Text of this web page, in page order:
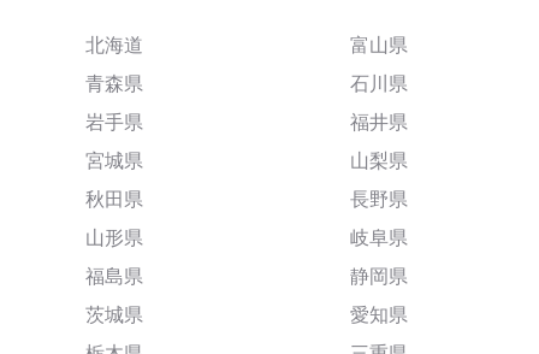
北海道
青森県
岩手県
宮城県
秋田県
山形県
福島県
茨城県
富山県
石川県
福井県
山梨県
長野県
岐阜県
静岡県
愛知県